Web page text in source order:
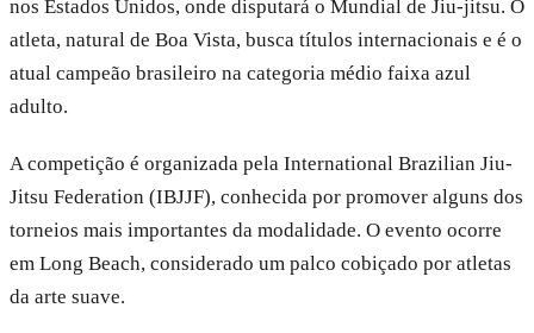
nos Estados Unidos, onde disputará o Mundial de Jiu-jitsu. O
atleta, natural de Boa Vista, busca títulos internacionais e é o
atual campeão brasileiro na categoria médio faixa azul
adulto.
A competição é organizada pela International Brazilian Jiu-
Jitsu Federation (IBJJF), conhecida por promover alguns dos
torneios mais importantes da modalidade. O evento ocorre
em Long Beach, considerado um palco cobiçado por atletas
da arte suave.